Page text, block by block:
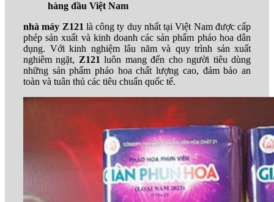
hàng đầu Việt Nam
nhà máy Z121 là công ty duy nhất tại Việt Nam được cấp
phép sản xuất và kinh doanh các sản phẩm pháo hoa dân
dụng. Với kinh nghiệm lâu năm và quy trình sản xuất
nghiêm ngặt, Z121 luôn mang đến cho người tiêu dùng
những sản phẩm pháo hoa chất lượng cao, đảm bảo an
toàn và tuân thủ các tiêu chuẩn quốc tế.